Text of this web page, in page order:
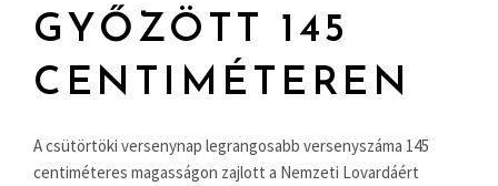
GYŐZÖTT 145
CENTIMÉTEREN
A csütörtöki versenynap legrangosabb versenyszáma 145
centiméteres magasságon zajlott a Nemzeti Lovardáért